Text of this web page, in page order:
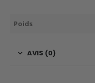
Poids
AVIS (0)